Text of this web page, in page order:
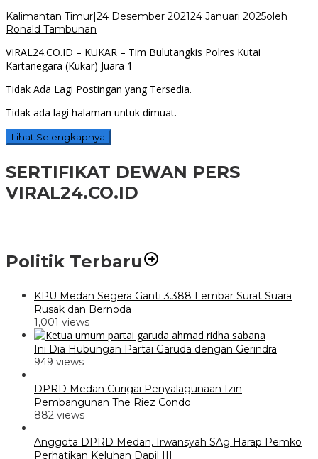
Kalimantan Timur|24 Desember 202124 Januari 2025oleh
Ronald Tambunan
VIRAL24.CO.ID – KUKAR – Tim Bulutangkis Polres Kutai
Kartanegara (Kukar) Juara 1
Tidak Ada Lagi Postingan yang Tersedia.
Tidak ada lagi halaman untuk dimuat.
Lihat Selengkapnya
SERTIFIKAT DEWAN PERS
VIRAL24.CO.ID
Politik Terbaru
KPU Medan Segera Ganti 3.388 Lembar Surat Suara
Rusak dan Bernoda
1,001 views
Ini Dia Hubungan Partai Garuda dengan Gerindra
949 views
DPRD Medan Curigai Penyalagunaan Izin
Pembangunan The Riez Condo
882 views
Anggota DPRD Medan, Irwansyah SAg Harap Pemko
Perhatikan Keluhan Dapil III